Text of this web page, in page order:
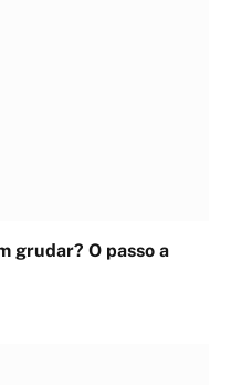
grudar? O passo a